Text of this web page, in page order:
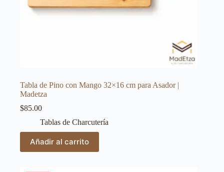
Tabla de Pino con Mango 32×16 cm para Asador |
Madetza
$85.00
Tablas de Charcutería
Añadir al carrito